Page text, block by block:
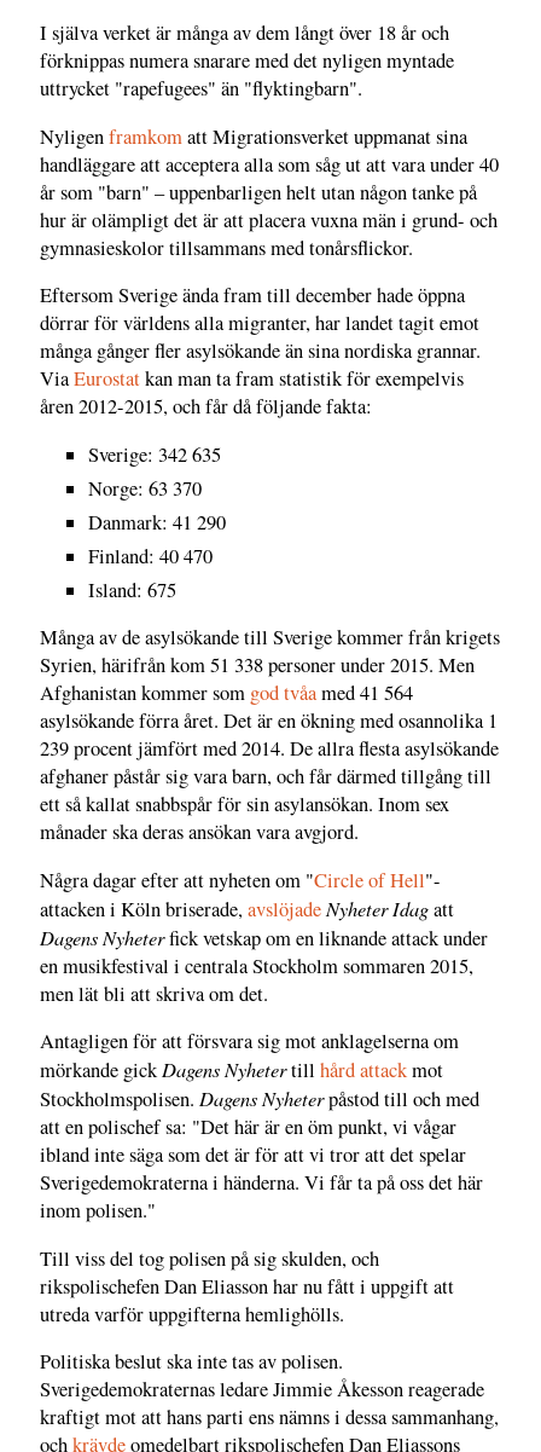
I själva verket är många av dem långt över 18 år och
förknippas numera snarare med det nyligen myntade
uttrycket "rapefugees" än "flyktingbarn".
Nyligenframkomatt Migrationsverket uppmanat sina
handläggare att acceptera alla som såg ut att vara under 40
år som "barn" – uppenbarligen helt utan någon tanke på
hur är olämpligt det är att placera vuxna män i grund- och
gymnasieskolor tillsammans med tonårsflickor.
Eftersom Sverige ända fram till december hade öppna
dörrar för världens alla migranter, har landet tagit emot
många gånger fler asylsökande än sina nordiska grannar.
ViaEurostatkan man ta fram statistik för exempelvis
åren 2012-2015, och får då följande fakta:
Sverige: 342 635
Norge: 63 370
Danmark: 41 290
Finland: 40 470
Island: 675
Många av de asylsökande till Sverige kommer från krigets
Syrien, härifrån kom 51 338 personer under 2015. Men
Afghanistan kommer som god tvåamed 41 564
asylsökande förra året. Det är en ökning med osannolika 1
239 procent jämfört med 2014. De allra flesta asylsökande
afghaner påstår sig vara barn, och får därmed tillgång till
ett så kallat snabbspår för sin asylansökan. Inom sex
månader ska deras ansökan vara avgjord.
Några dagar efter att nyheten om "Circle of Hell"-
attacken i Köln briserade,avslöjade Nyheter Idagatt
Dagens Nyheterfick vetskap om en liknande attack under
en musikfestival i centrala Stockholm sommaren 2015,
men lät bli att skriva om det.
Antagligen för att försvara sig mot anklagelserna om
mörkande gickDagens Nyhetertill hård attackmot
Stockholmspolisen. Dagens Nyheterpåstod till och med
att en polischef sa: "Det här är en öm punkt, vi vågar
ibland inte säga som det är för att vi tror att det spelar
Sverigedemokraterna i händerna. Vi får ta på oss det här
inom polisen."
Till viss del tog polisen på sig skulden, och
rikspolischefen Dan Eliasson har nu fått i uppgift att
utreda varför uppgifterna hemlighölls.
Politiska beslut ska inte tas av polisen.
Sverigedemokraternas ledare Jimmie Åkesson reagerade
kraftigt mot att hans parti ens nämns i dessa sammanhang,
ochkrävdeomedelbart rikspolischefen Dan Eliassons